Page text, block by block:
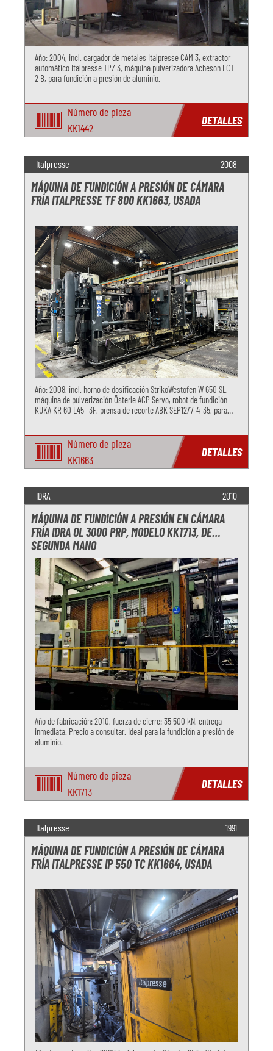
Año: 2004, incl. cargador de metales Italpresse CAM 3, extractor
automático Italpresse TPZ 3, máquina pulverizadora Acheson FCT
2 B, para fundición a presión de aluminio.
Número de pieza
KK1442
DETALLES
Italpresse 2008
MÁQUINA DE FUNDICIÓN A PRESIÓN DE CÁMARA
FRÍA ITALPRESSE TF 800 KK1663, USADA
Año: 2008, incl. horno de dosificación StrikoWestofen W 650 SL,
máquina de pulverización Österle ACP Servo, robot de fundición
KUKA KR 60 L45 -3F, prensa de recorte ABK SEP12/7-4-35, para
Número de pieza
KK1663
DETALLES
IDRA 2010
MÁQUINA DE FUNDICIÓN A PRESIÓN EN CÁMARA
FRÍA IDRA OL 3000 PRP, MODELO KK1713, DE
SEGUNDA MANO
Año de fabricación: 2010, fuerza de cierre: 35 500 kN, entrega
inmediata. Precio a consultar. Ideal para la fundición a presión de
aluminio.
Número de pieza
KK1713
DETALLES
Italpresse 1991
MÁQUINA DE FUNDICIÓN A PRESIÓN DE CÁMARA
FRÍA ITALPRESSE IP 550 TC KK1664, USADA